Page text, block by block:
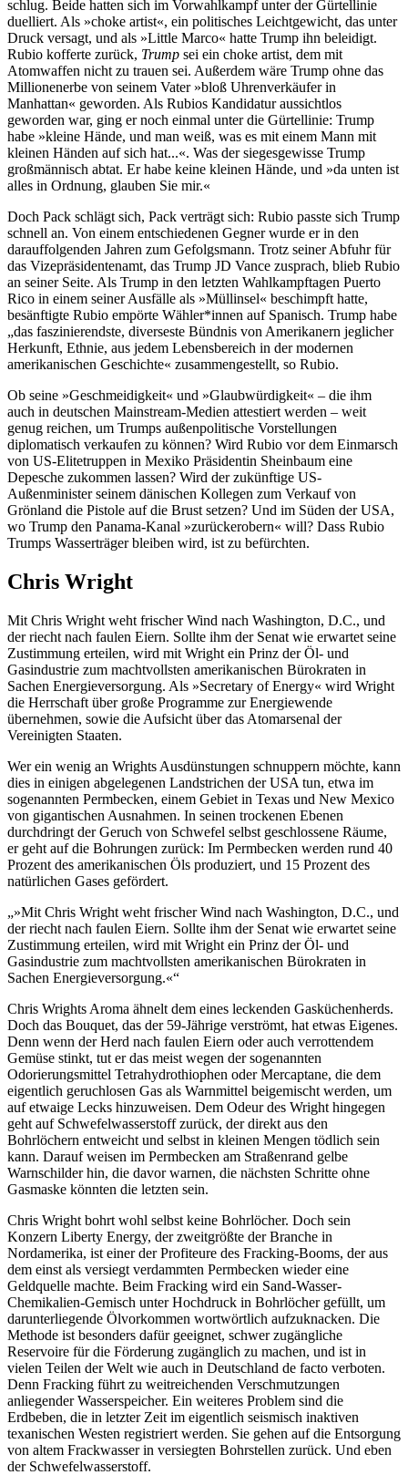
schlug. Beide hatten sich im Vorwahlkampf unter der Gürtellinie
duelliert. Als »choke artist«, ein politisches Leichtgewicht, das unter
Druck versagt, und als »Little Marco« hatte Trump ihn beleidigt.
Rubio kofferte zurück, Trump sei ein choke artist, dem mit
Atomwaffen nicht zu trauen sei. Außerdem wäre Trump ohne das
Millionenerbe von seinem Vater »bloß Uhrenverkäufer in
Manhattan« geworden. Als Rubios Kandidatur aussichtlos
geworden war, ging er noch einmal unter die Gürtellinie: Trump
habe »kleine Hände, und man weiß, was es mit einem Mann mit
kleinen Händen auf sich hat...«. Was der siegesgewisse Trump
großmännisch abtat. Er habe keine kleinen Hände, und »da unten ist
alles in Ordnung, glauben Sie mir.«
Doch Pack schlägt sich, Pack verträgt sich: Rubio passte sich Trump
schnell an. Von einem entschiedenen Gegner wurde er in den
darauffolgenden Jahren zum Gefolgsmann. Trotz seiner Abfuhr für
das Vizepräsidentenamt, das Trump JD Vance zusprach, blieb Rubio
an seiner Seite. Als Trump in den letzten Wahlkampftagen Puerto
Rico in einem seiner Ausfälle als »Müllinsel« beschimpft hatte,
besänftigte Rubio empörte Wähler*innen auf Spanisch. Trump habe
„das faszinierendste, diverseste Bündnis von Amerikanern jeglicher
Herkunft, Ethnie, aus jedem Lebensbereich in der modernen
amerikanischen Geschichte« zusammengestellt, so Rubio.
Ob seine »Geschmeidigkeit« und »Glaubwürdigkeit« – die ihm
auch in deutschen Mainstream-Medien attestiert werden – weit
genug reichen, um Trumps außenpolitische Vorstellungen
diplomatisch verkaufen zu können? Wird Rubio vor dem Einmarsch
von US-Elitetruppen in Mexiko Präsidentin Sheinbaum eine
Depesche zukommen lassen? Wird der zukünftige US-
Außenminister seinem dänischen Kollegen zum Verkauf von
Grönland die Pistole auf die Brust setzen? Und im Süden der USA,
wo Trump den Panama-Kanal »zurückerobern« will? Dass Rubio
Trumps Wasserträger bleiben wird, ist zu befürchten.
Chris Wright
Mit Chris Wright weht frischer Wind nach Washington, D.C., und
der riecht nach faulen Eiern. Sollte ihm der Senat wie erwartet seine
Zustimmung erteilen, wird mit Wright ein Prinz der Öl- und
Gasindustrie zum machtvollsten amerikanischen Bürokraten in
Sachen Energieversorgung. Als »Secretary of Energy« wird Wright
die Herrschaft über große Programme zur Energiewende
übernehmen, sowie die Aufsicht über das Atomarsenal der
Vereinigten Staaten.
Wer ein wenig an Wrights Ausdünstungen schnuppern möchte, kann
dies in einigen abgelegenen Landstrichen der USA tun, etwa im
sogenannten Permbecken, einem Gebiet in Texas und New Mexico
von gigantischen Ausnahmen. In seinen trockenen Ebenen
durchdringt der Geruch von Schwefel selbst geschlossene Räume,
er geht auf die Bohrungen zurück: Im Permbecken werden rund 40
Prozent des amerikanischen Öls produziert, und 15 Prozent des
natürlichen Gases gefördert.
»Mit Chris Wright weht frischer Wind nach Washington, D.C., und
der riecht nach faulen Eiern. Sollte ihm der Senat wie erwartet seine
Zustimmung erteilen, wird mit Wright ein Prinz der Öl- und
Gasindustrie zum machtvollsten amerikanischen Bürokraten in
Sachen Energieversorgung.«
Chris Wrights Aroma ähnelt dem eines leckenden Gasküchenherds.
Doch das Bouquet, das der 59-Jährige verströmt, hat etwas Eigenes.
Denn wenn der Herd nach faulen Eiern oder auch verrottendem
Gemüse stinkt, tut er das meist wegen der sogenannten
Odorierungsmittel Tetrahydrothiophen oder Mercaptane, die dem
eigentlich geruchlosen Gas als Warnmittel beigemischt werden, um
auf etwaige Lecks hinzuweisen. Dem Odeur des Wright hingegen
geht auf Schwefelwasserstoff zurück, der direkt aus den
Bohrlöchern entweicht und selbst in kleinen Mengen tödlich sein
kann. Darauf weisen im Permbecken am Straßenrand gelbe
Warnschilder hin, die davor warnen, die nächsten Schritte ohne
Gasmaske könnten die letzten sein.
Chris Wright bohrt wohl selbst keine Bohrlöcher. Doch sein
Konzern Liberty Energy, der zweitgrößte der Branche in
Nordamerika, ist einer der Profiteure des Fracking-Booms, der aus
dem einst als versiegt verdammten Permbecken wieder eine
Geldquelle machte. Beim Fracking wird ein Sand-Wasser-
Chemikalien-Gemisch unter Hochdruck in Bohrlöcher gefüllt, um
darunterliegende Ölvorkommen wortwörtlich aufzuknacken. Die
Methode ist besonders dafür geeignet, schwer zugängliche
Reservoire für die Förderung zugänglich zu machen, und ist in
vielen Teilen der Welt wie auch in Deutschland de facto verboten.
Denn Fracking führt zu weitreichenden Verschmutzungen
anliegender Wasserspeicher. Ein weiteres Problem sind die
Erdbeben, die in letzter Zeit im eigentlich seismisch inaktiven
texanischen Westen registriert werden. Sie gehen auf die Entsorgung
von altem Frackwasser in versiegten Bohrstellen zurück. Und eben
der Schwefelwasserstoff.